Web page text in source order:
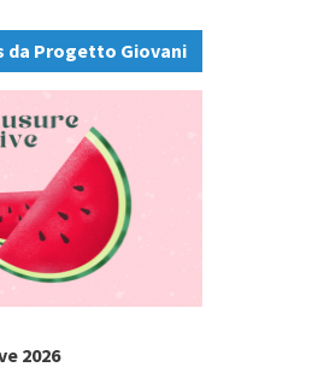
da Progetto Giovani
2026